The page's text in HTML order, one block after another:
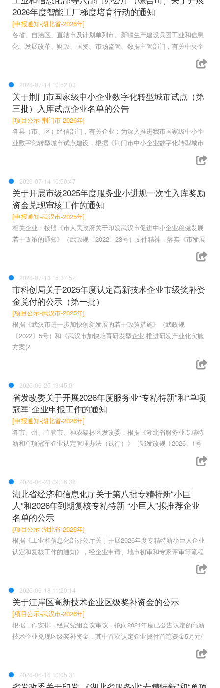
2026年度智能工厂梯度培育行动的通知
[申报通知-湖北省-2026年]
各省、自治区、直辖市及计划单列市、新疆生产建设兵团工业和信息
化、发展改革、财政、国资、市场监管、数据主管部门，有关中央企
2026-07-14 10:52:03
关于荆门市国家级中小企业数字化转型城市试点（第
三批）入库试点企业名单的公告
[项目公示-荆门市-2026年]
各县（市、区）经信部门，有关企业：为深入推进我市国家级中小企
业数字化转型城市试点建设，根据《荆门市中小企业数字化转型城市
2026-07-14 10:50:47
关于开展市级2025年度服务业小进规一次性入库奖励
资金兑现审核工作的通知
[申报通知-武汉市-2025年]
相关企业：按照《市人民政府关于印发武汉市促进中小企业稳健发展
若干政策的通知》（武政规〔2022〕23号）文件精神，落实《市发展
2026-07-13 15:37:52
市科创局关于2025年度认定高新技术企业市级奖补资
金兑付的公示（第一批）
[项目公示-武汉市-2025年]
根据《武汉市进一步加快创新发展的若干政策措施》（武政规
〔2022〕5号）和《武汉市加快培育研发型企业 推进研发产业化实施
方案(2
2026-06-25 13:45:01
省发改委关于开展2026年度服务业“专精特新”和“单项
冠军”企业申报工作的通知
[申报通知-湖北省-2026年]
各市、州、直管市、神农架林区发改委：根据《湖北省服务业专精特
新和单项冠军企业认定管理办法（试行）》（鄂发改规〔2026〕1号
2026-06-23 09:16:38
湖北省经济和信息化厅关于第八批专精特新“小巨
人”和2026年到期复核专精特新 “小巨人”拟推荐企业
名单的公示
[项目公示-湖北省-2026年]
根据《工业和信息化部办公厅关于开展2026年度专精特新小巨人企业
认定和复核工作的通知》，经企业申请、地市初审和专家评审等流程
2026-06-18 11:20:14
关于江岸区高新技术企业区级奖补资金的公示
[项目公示-武汉市-2026年]
根据工作安排，经局党组会议审议，拟向2024年度已公告认定的高新
技术企业兑现区级奖补资金，其中首次认定企业拨付首笔资金5万元/
2026-06-16 10:05:31